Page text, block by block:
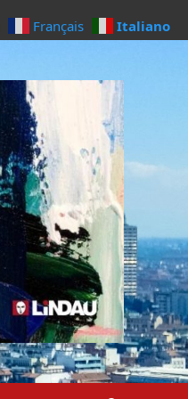
Français Italiano